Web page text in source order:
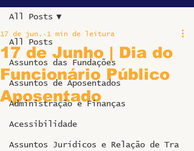
All Posts
Assuntos das Fundações
Assuntos de Aposentados
Administração e Finanças
Acessibilidade
Assuntos Jurídicos e Relação de Tra
All Posts
17 de Junho | Dia do
Funcionário Público
Aposentado
17 de jun. 1 min de leitura